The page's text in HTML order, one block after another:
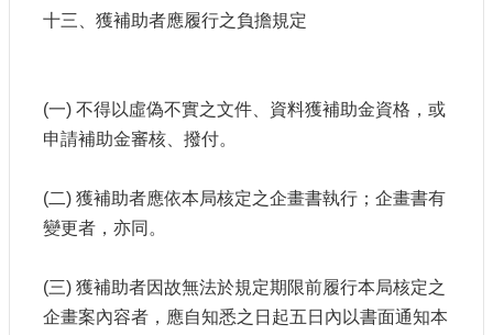
十三、獲補助者應履行之負擔規定
(一) 不得以虛偽不實之文件、資料獲補助金資格，或
申請補助金審核、撥付。
(二) 獲補助者應依本局核定之企畫書執行；企畫書有
變更者，亦同。
(三) 獲補助者因故無法於規定期限前履行本局核定之
企畫案內容者，應自知悉之日起五日內以書面通知本